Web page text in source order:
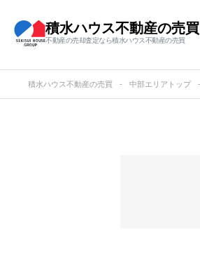
積水ハウス不動産の売買
不動産の売却査定なら積水ハウス不動産の売買
積水ハウス不動産の売買 中部エリアトップ